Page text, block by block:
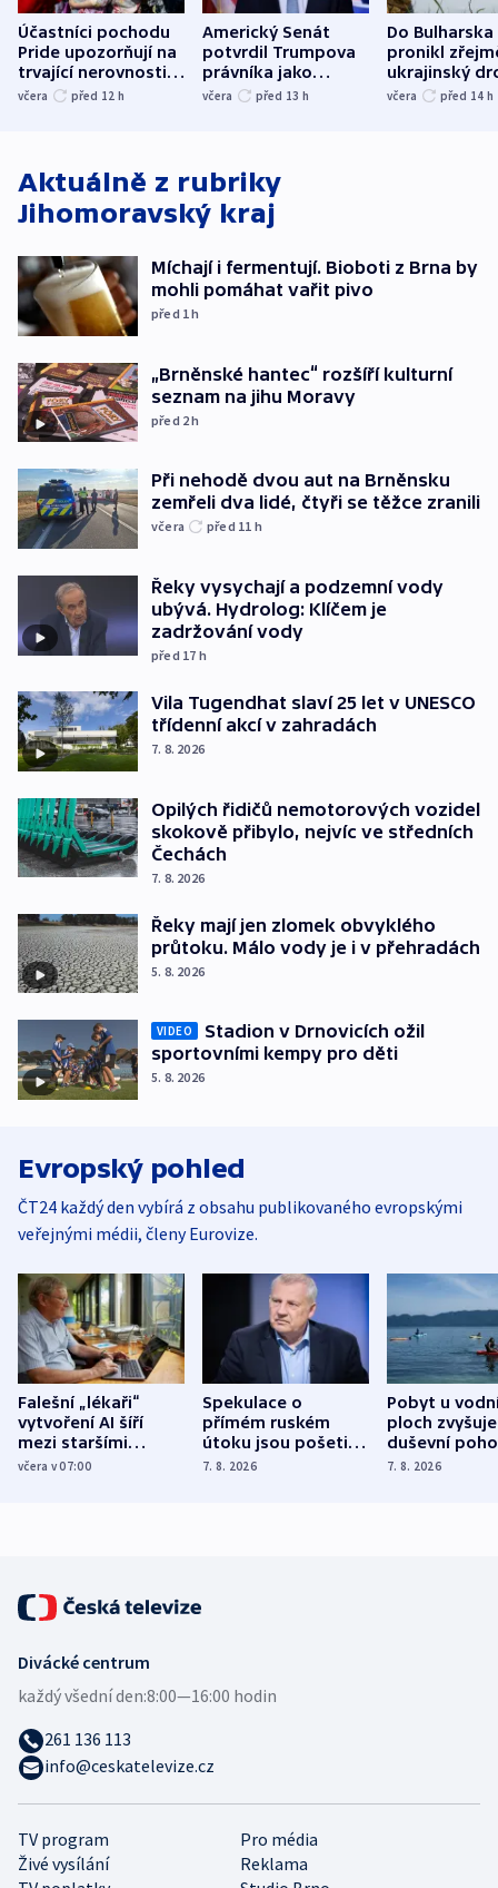
Účastníci pochodu
Pride upozorňují na
trvající nerovnosti i
společenskou
včera před 12 h
Americký Senát
potvrdil Trumpova
právníka jako
ministra
včera před 13 h
Do Bulharska
pronikl
ukrajinský
explodoval
včera před 14 h
Aktuálně z rubriky
Jihomoravský kraj
Míchají i fermentují. Bioboti z Brna by
mohli pomáhat vařit pivo
před 1h
„Brněnské hantec“ rozšíří kulturní
seznam na jihu Moravy
před 2h
Při nehodě dvou aut na Brněnsku
zemřeli dva lidé, čtyři se těžce zranili
včera před 11 h
Řeky vysychají a podzemní vody
ubývá. Hydrolog: Klíčem je
zadržování vody
před 17 h
Vila Tugendhat slaví 25 let v UNESCO
třídenní akcí v zahradách
7. 8. 2026
Opilých řidičů nemotorových vozidel
skokově přibylo, nejvíc ve středních
Čechách
7. 8. 2026
Řeky mají jen zlomek obvyklého
průtoku. Málo vody je i v přehradách
5. 8. 2026
VIDEO
Stadion v Drnovicích ožil
sportovními kempy pro děti
5. 8. 2026
Evropský pohled
ČT24 každý den vybírá z obsahu publikovaného evropskými
veřejnými médii, členy Eurovize.
Falešní „lékaři“
vytvoření AI šíří
mezi staršími
Poláky nebezpečné
včera v 07:00
Spekulace o
přímém ruském
útoku jsou pošetilé,
míní estonský
7. 8. 2026
Pobyt u
ploch zvyšuje
duševní
ukázala
7. 8. 2026
TV program
Pro média
Živé vysílání
Reklama
Divácké centrum
každý všední den:8:00—16:00 hodin
261 136 113
info@ceskatelevize.cz